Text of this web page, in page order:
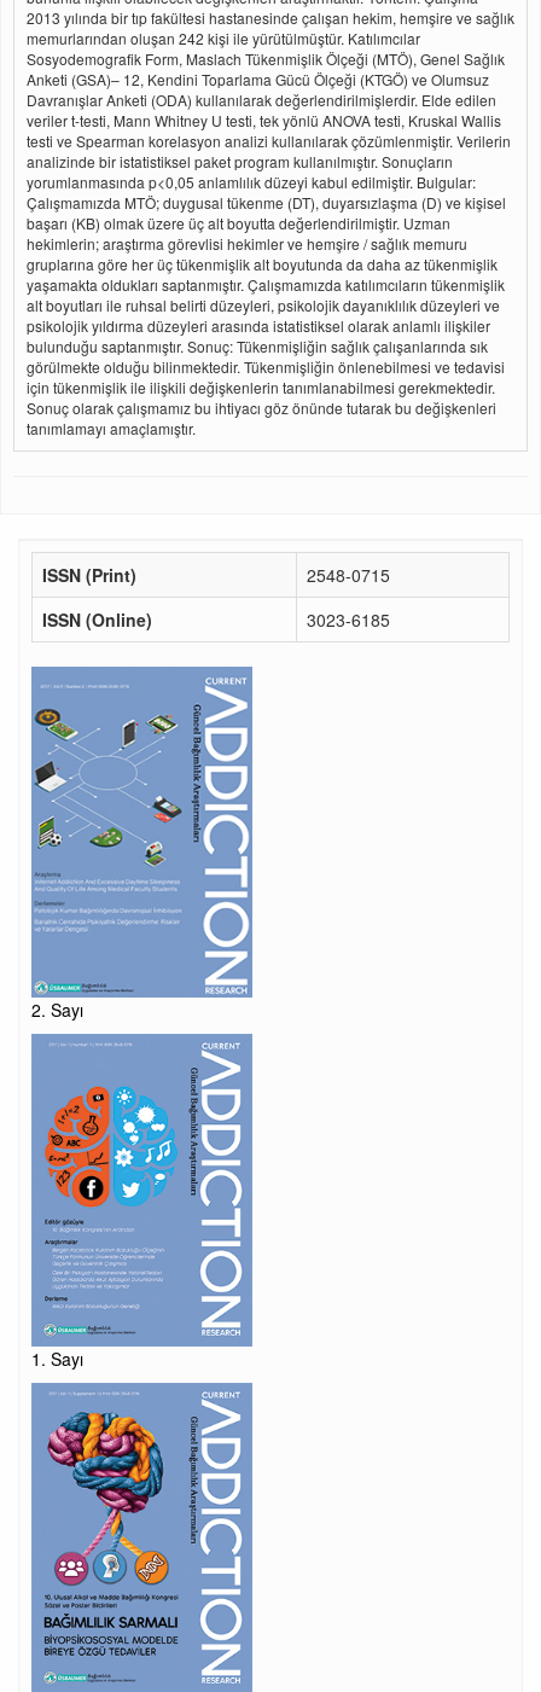
2013 yılında bir tıp fakültesi hastanesinde çalışan hekim, hemşire ve sağlık
memurlarından oluşan 242 kişi ile yürütülmüştür. Katılımcılar
Sosyodemografik Form, Maslach Tükenmişlik Ölçeği (MTÖ), Genel Sağlık
Anketi (GSA)– 12, Kendini Toparlama Gücü Ölçeği (KTGÖ) ve Olumsuz
Davranışlar Anketi (ODA) kullanılarak değerlendirilmişlerdir. Elde edilen
veriler t-testi, Mann Whitney U testi, tek yönlü ANOVA testi, Kruskal Wallis
testi ve Spearman korelasyon analizi kullanılarak çözümlenmiştir. Verilerin
analizinde bir istatistiksel paket program kullanılmıştır. Sonuçların
yorumlanmasında p<0,05 anlamlılık düzeyi kabul edilmiştir. Bulgular:
Çalışmamızda MTÖ; duygusal tükenme (DT), duyarsızlaşma (D) ve kişisel
başarı (KB) olmak üzere üç alt boyutta değerlendirilmiştir. Uzman
hekimlerin; araştırma görevlisi hekimler ve hemşire / sağlık memuru
gruplarına göre her üç tükenmişlik alt boyutunda da daha az tükenmişlik
yaşamakta oldukları saptanmıştır. Çalışmamızda katılımcıların tükenmişlik
alt boyutları ile ruhsal belirti düzeyleri, psikolojik dayanıklılık düzeyleri ve
psikolojik yıldırma düzeyleri arasında istatistiksel olarak anlamlı ilişkiler
bulunduğu saptanmıştır. Sonuç: Tükenmişliğin sağlık çalışanlarında sık
görülmekte olduğu bilinmektedir. Tükenmişliğin önlenebilmesi ve tedavisi
için tükenmişlik ile ilişkili değişkenlerin tanımlanabilmesi gerekmektedir.
Sonuç olarak çalışmamız bu ihtiyacı göz önünde tutarak bu değişkenleri
tanımlamayı amaçlamıştır.
ISSN (Print)
2548-0715
ISSN (Online)
3023-6185
2. Sayı
1. Sayı